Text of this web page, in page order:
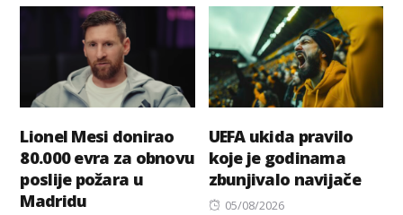
Lionel Mesi donirao
80.000 evra za obnovu
poslije požara u
Madridu
UEFA ukida pravilo
koje je godinama
zbunjivalo navijače
Posted
05/08/2026